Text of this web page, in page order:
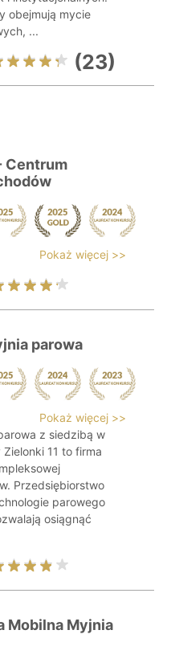
obejmują mycie
...
(23)
Centrum
Pokaż więcej >>
parowa
Pokaż więcej >>
z siedzibą w
11 to firma
Przedsiębiorstwo
parowego
osiągnąć
Mobilna Myjnia